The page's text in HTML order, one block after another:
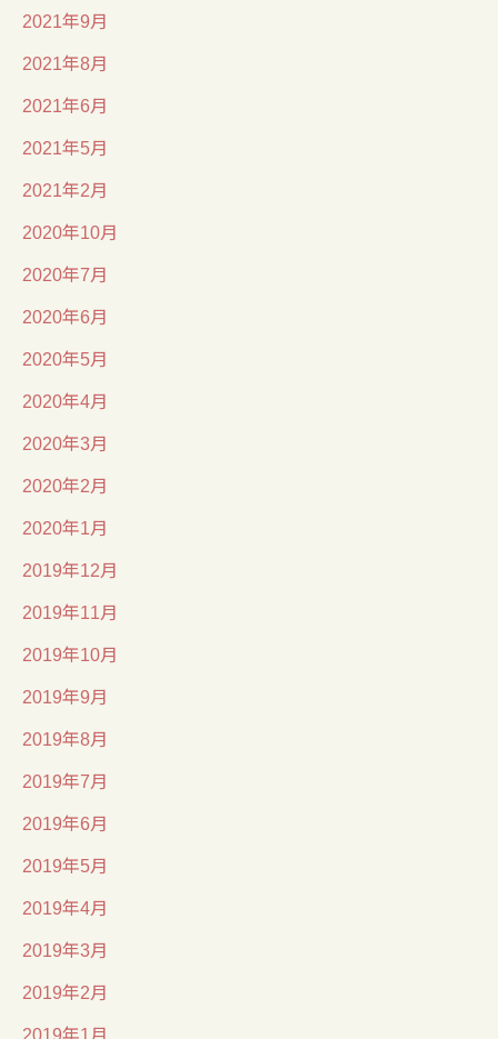
2021年9月
2021年8月
2021年6月
2021年5月
2021年2月
2020年10月
2020年7月
2020年6月
2020年5月
2020年4月
2020年3月
2020年2月
2020年1月
2019年12月
2019年11月
2019年10月
2019年9月
2019年8月
2019年7月
2019年6月
2019年5月
2019年4月
2019年3月
2019年2月
2019年1月